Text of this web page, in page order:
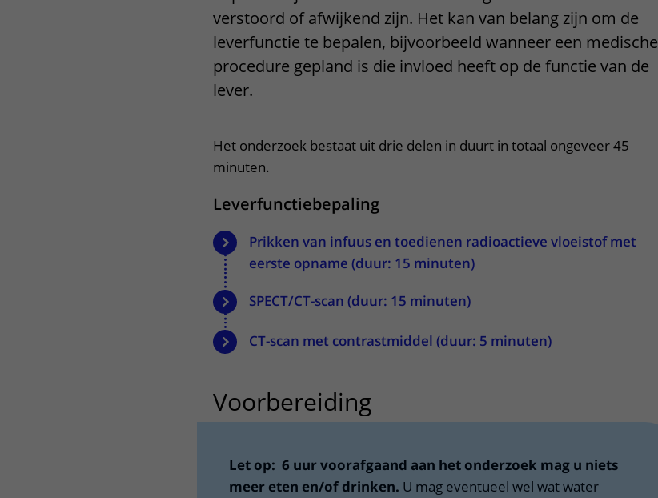
Bezoektijden
Wijzigen patiëntgegevens
Contact met verpleegafdeling
Het Wilhelmina
Kinderziekenhuis
verstoord of afwijkend zijn. Het kan van belang zijn om de
leverfunctie te bepalen, bijvoorbeeld wanneer een medische
procedure gepland is die invloed heeft op de functie van de
lever.
Het onderzoek bestaat uit drie delen in duurt in totaal ongeveer 45
minuten.
Leverfunctiebepaling
Prikken van infuus en toedienen radioactieve vloeistof met
eerste opname (duur: 15 minuten)
SPECT/CT-scan (duur: 15 minuten)
CT-scan met contrastmiddel (duur: 5 minuten)
Voorbereiding
Let op: 6 uur voorafgaand aan het onderzoek mag u niets
meer eten en/of drinken. U mag eventueel wel wat water